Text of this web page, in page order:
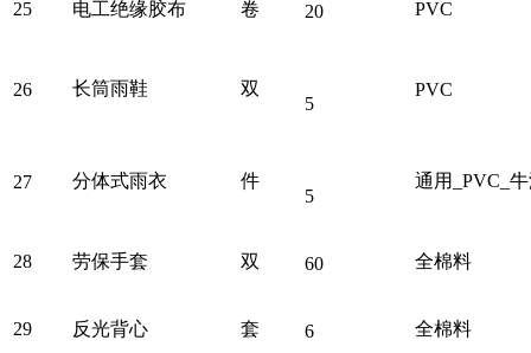
25 电工绝缘胶布 卷 20 PVC
26 长筒雨鞋 双
5
PVC
27 分体式雨衣 件
5
通用_PVC_
28 劳保手套 双 60 全棉料
29 反光背心 套 6 全棉料